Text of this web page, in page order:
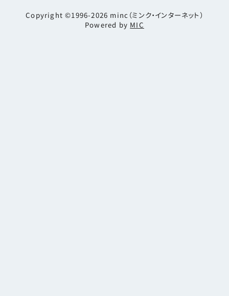
Copyright ©1996-2026 minc（ミンク・インターネット）
Powered by MIC